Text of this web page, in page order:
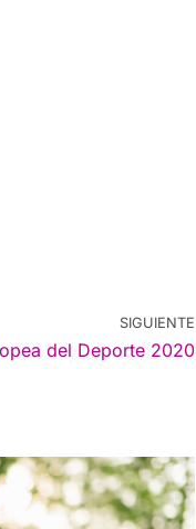
SIGUIENTE
del Deporte 2020